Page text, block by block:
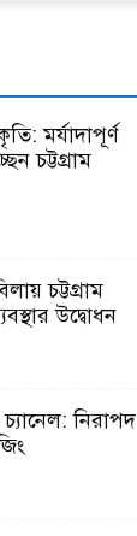
মর্যাদাপূর্ণ
চট্টগ্রাম
চট্টগ্রাম
উদ্বোধন
নিরাপদ